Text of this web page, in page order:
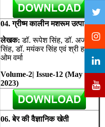
04. ग्रीष्म कालीन मशरूम उत्पादन
लेखक:डॉ. रूपेश सिंह, डॉ. अजय
सिंह, डॉ. मयंकर सिंह एवं श्री हरि
ओम वर्मा
Volume-2| Issue-12 (May
2023)
06. बेर की वैज्ञानिक खेती